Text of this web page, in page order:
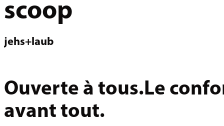
scoop
jehs+laub
Ouverte à tous.Le
avant tout.